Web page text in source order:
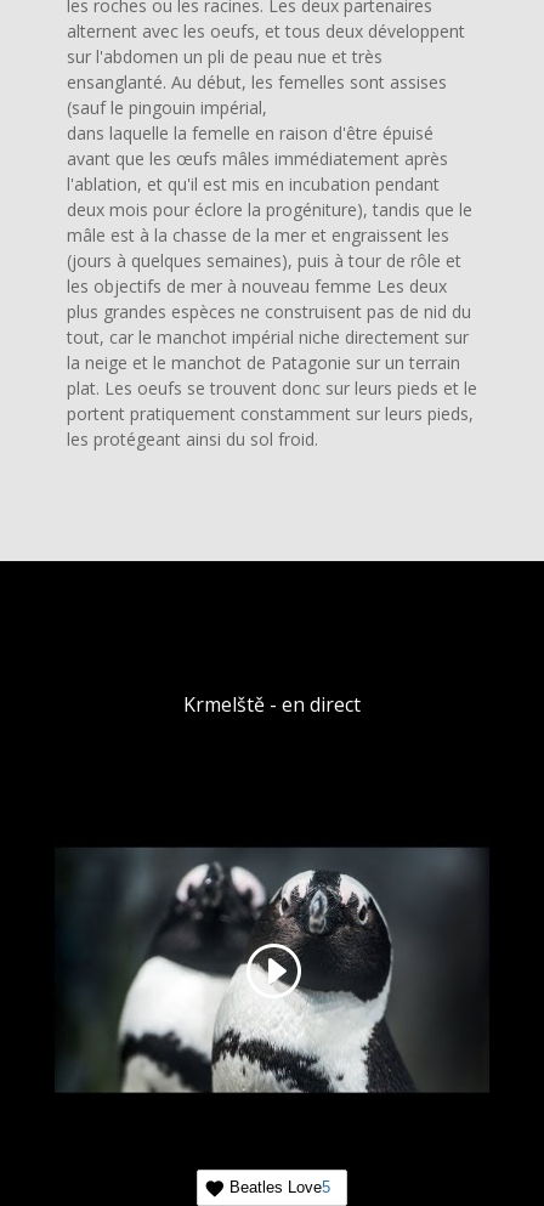
les roches ou les racines. Les deux partenaires
alternent avec les oeufs, et tous deux développent
sur l'abdomen un pli de peau nue et très
ensanglanté. Au début, les femelles sont assises
(sauf le pingouin impérial,
dans laquelle la femelle en raison d'être épuisé
avant que les œufs mâles immédiatement après
l'ablation, et qu'il est mis en incubation pendant
deux mois pour éclore la progéniture), tandis que le
mâle est à la chasse de la mer et engraissent les
(jours à quelques semaines), puis à tour de rôle et
les objectifs de mer à nouveau femme Les deux
plus grandes espèces ne construisent pas de nid du
tout, car le manchot impérial niche directement sur
la neige et le manchot de Patagonie sur un terrain
plat. Les oeufs se trouvent donc sur leurs pieds et le
portent pratiquement constamment sur leurs pieds,
les protégeant ainsi du sol froid.
Krmelště - en direct
Beatles Love5